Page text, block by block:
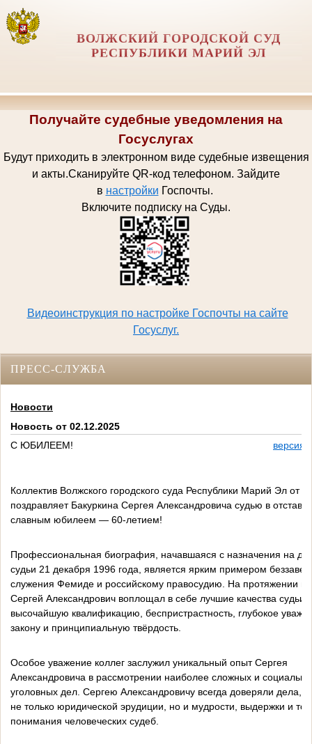
ВОЛЖСКИЙ ГОРОДСКОЙ СУД
РЕСПУБЛИКИ МАРИЙ ЭЛ
Получайте судебные уведомления на
Госуслугах
Будут приходить в электронном виде судебные извещения
и акты.Сканируйте QR-код телефоном. Зайдите
в настройки Госпочты.
Включите подписку на Суды.
Видеоинструкция по настройке Госпочты на сайте
Госуслуг.
ПРЕСС-СЛУЖБА
Новости
Новость от 02.12.2025
С ЮБИЛЕЕМ!
версия
Коллектив Волжского городского суда Республики Марий Эл от
поздравляет Бакуркина Сергея Александровича судью в
славным юбилеем — 60-летием!
Профессиональная биография, начавшаяся с назначения на
судьи 21 декабря 1996 года, является ярким примером
служения Фемиде и российскому правосудию. На протяжении
Сергей Александрович воплощал в себе лучшие качества судьи:
высочайшую квалификацию, беспристрастность, глубокое
закону и принципиальную твёрдость.
Особое уважение коллег заслужил уникальный опыт Сергея
Александровича в рассмотрении наиболее сложных и
уголовных дел. Сергею Александровичу всегда доверяли дела,
не только юридической эрудиции, но и мудрости, выдержки и
понимания человеческих судеб.